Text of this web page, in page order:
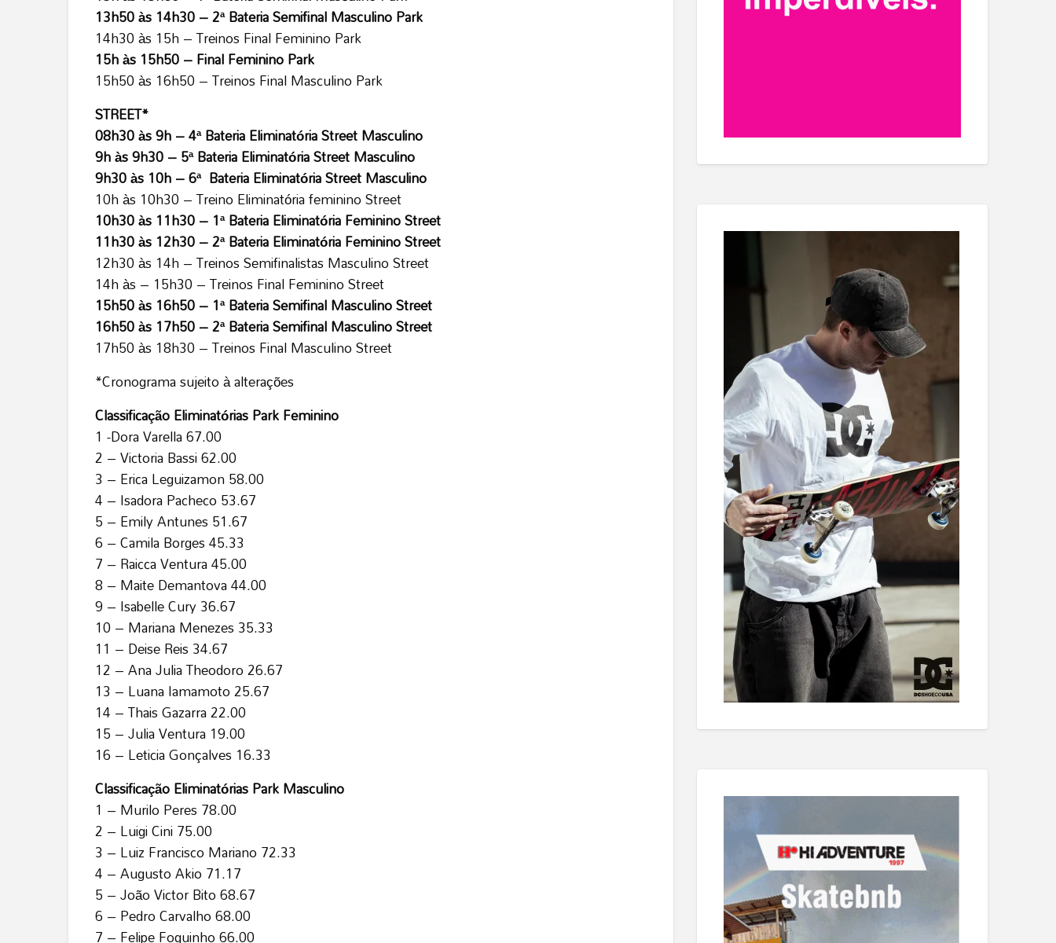
13h50 às 14h30 – 2ª Bateria Semifinal Masculino Park
14h30 às 15h – Treinos Final Feminino Park
15h às 15h50 – Final Feminino Park
15h50 às 16h50 – Treinos Final Masculino Park
STREET*
08h30 às 9h – 4ª Bateria Eliminatória Street Masculino
9h às 9h30 – 5ª Bateria Eliminatória Street Masculino
9h30 às 10h – 6ª Bateria Eliminatória Street Masculino
10h às 10h30 – Treino Eliminatória feminino Street
10h30 às 11h30 – 1ª Bateria Eliminatória Feminino Street
11h30 às 12h30 – 2ª Bateria Eliminatória Feminino Street
12h30 às 14h – Treinos Semifinalistas Masculino Street
14h às – 15h30 – Treinos Final Feminino Street
15h50 às 16h50 – 1ª Bateria Semifinal Masculino Street
16h50 às 17h50 – 2ª Bateria Semifinal Masculino Street
17h50 às 18h30 – Treinos Final Masculino Street
*Cronograma sujeito à alterações
Classificação Eliminatórias Park Feminino
1 -Dora Varella 67.00
2 – Victoria Bassi 62.00
3 – Erica Leguizamon 58.00
4 – Isadora Pacheco 53.67
5 – Emily Antunes 51.67
6 – Camila Borges 45.33
7 – Raicca Ventura 45.00
8 – Maite Demantova 44.00
9 – Isabelle Cury 36.67
10 – Mariana Menezes 35.33
11 – Deise Reis 34.67
12 – Ana Julia Theodoro 26.67
13 – Luana Iamamoto 25.67
14 – Thais Gazarra 22.00
15 – Julia Ventura 19.00
16 – Leticia Gonçalves 16.33
Classificação Eliminatórias Park Masculino
1 – Murilo Peres 78.00
2 – Luigi Cini 75.00
3 – Luiz Francisco Mariano 72.33
4 – Augusto Akio 71.17
5 – João Victor Bito 68.67
6 – Pedro Carvalho 68.00
7 – Felipe Foguinho 66.00